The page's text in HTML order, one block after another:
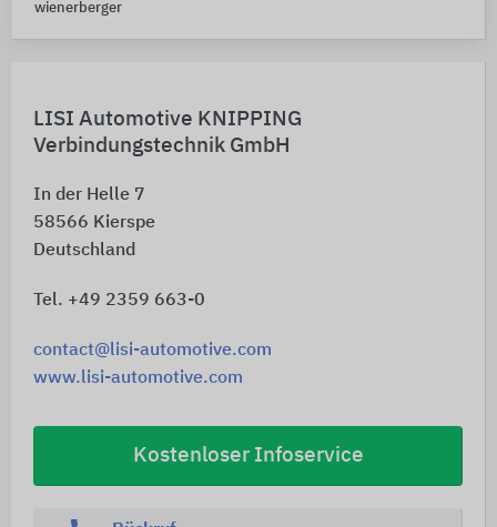
LISI Automotive KNIPPING
Verbindungstechnik GmbH
In der Helle 7
58566 Kierspe
Deutschland
Tel. +49 2359 663-0
contact@lisi-automotive.com
www.lisi-automotive.com
Kostenloser Infoservice
wienerberger